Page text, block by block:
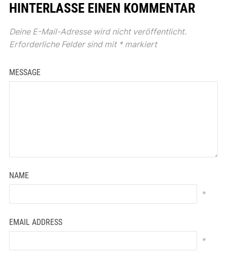
HINTERLASSE EINEN KOMMENTAR
Deine E-Mail-Adresse wird nicht veröffentlicht.
Erforderliche Felder sind mit *markiert
MESSAGE
NAME
*
EMAIL ADDRESS
*